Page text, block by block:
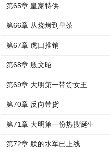
第65章 皇家特供
第66章 从烧烤到皇茶
第67章 虎口推销
第68章 殷文昭
第69章 大明第一带货女王
第70章 反向带货
第71章 大明第一份热搜诞生
第72章 朕的水军已上线